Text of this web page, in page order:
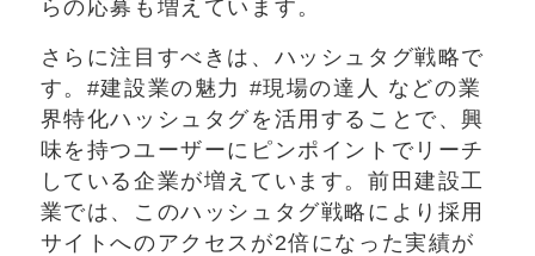
らの応募も増えています。
さらに注目すべきは、ハッシュタグ戦略で
す。#建設業の魅力 #現場の達人 などの業
界特化ハッシュタグを活用することで、興
味を持つユーザーにピンポイントでリーチ
している企業が増えています。前田建設工
業では、このハッシュタグ戦略により採用
サイトへのアクセスが2倍になった実績が